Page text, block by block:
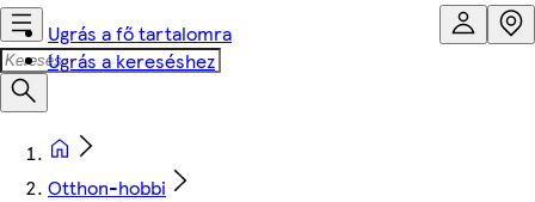
Ugrás a fő tartalomra
Ugrás a kereséshez
Otthon-hobbi